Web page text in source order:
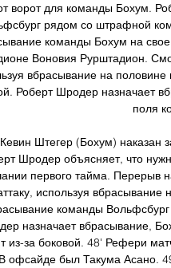
ворот для команды Бохум.
рядом со штрафной
команды Бохум на
Воновия Рурштадион.
вбрасывание на
Роберт Шродер назначает
поля
Штегер (Бохум) наказан
Шродер объясняет, что
первого тайма. Перерыв
используя
команды
назначает вбрасывание,
из-за боковой. 48' Рефери
офсайде был Такума Асано.